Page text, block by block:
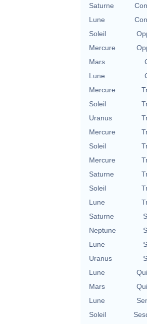
Saturne
Lune
Soleil
Mercure
Mars
Lune
Mercure
Soleil
Uranus
Mercure
Soleil
Mercure
Saturne
Soleil
Lune
Saturne
Neptune
Lune
Uranus
Lune
Mars
Lune
Soleil